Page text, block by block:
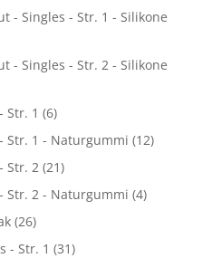
- Singles - Str. 1 - Silikone
- Singles - Str. 2 - Silikone
Str. 1 (6)
Str. 1 - Naturgummi (12)
Str. 2 (21)
Str. 2 - Naturgummi (4)
(26)
- Str. 1 (31)